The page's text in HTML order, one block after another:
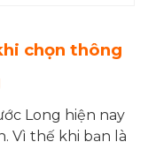
chọn thông
Long hiện nay
Vì thế khi bạn là